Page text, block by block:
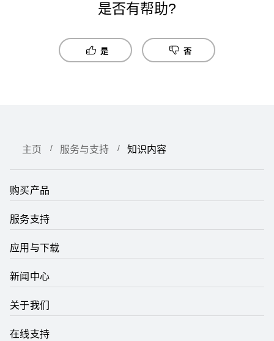
是否有帮助?
是 否
主页 服务与支持 知识内容
购买产品
服务支持
应用与下载
新闻中心
关于我们
在线支持